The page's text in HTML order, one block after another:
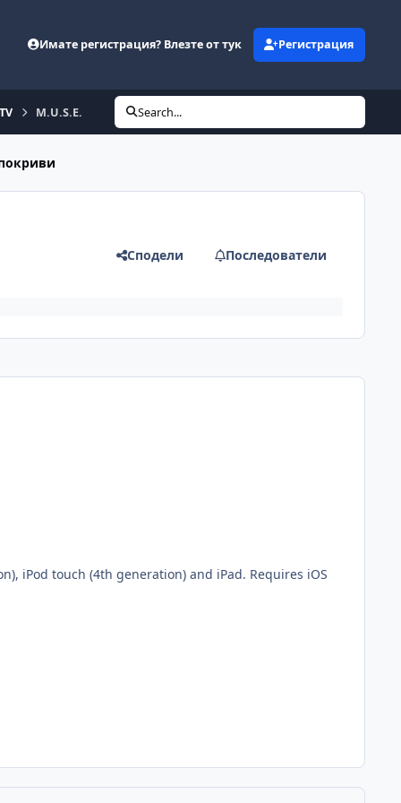
Имате регистрация? Влезте от тук Регистрация
M.U.S.E. Search...
Сподели Последователи
iPod touch (4th generation) and iPad. Requires iOS